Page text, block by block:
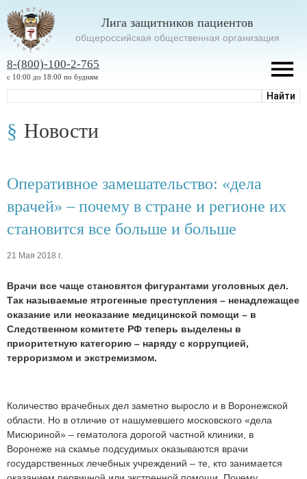
Лига защитников пациентов
oбщероссийская общественная организация
8-(800)-100-2-765
с 10:00 до 18:00 по будням
Новости
Оперативное замешательство: «дела
врачей» – почему в стране и регионе их
становится все больше и больше
21 Мая 2018 г.
Врачи все чаще становятся фигурантами уголовных дел.
Так называемые ятрогенные преступления – ненадлежащее
оказание или неоказание медицинской помощи – в
Следственном комитете РФ теперь выделены в
приоритетную категорию – наряду с коррупцией,
терроризмом и экстремизмом.
Количество врачебных дел заметно выросло и в Воронежской
области. Но в отличие от нашумевшего московского «дела
Мисюриной» – гематолога дорогой частной клиники, в
Воронеже на скамье подсудимых оказываются врачи
государственных лечебных учреждений – те, кто занимается